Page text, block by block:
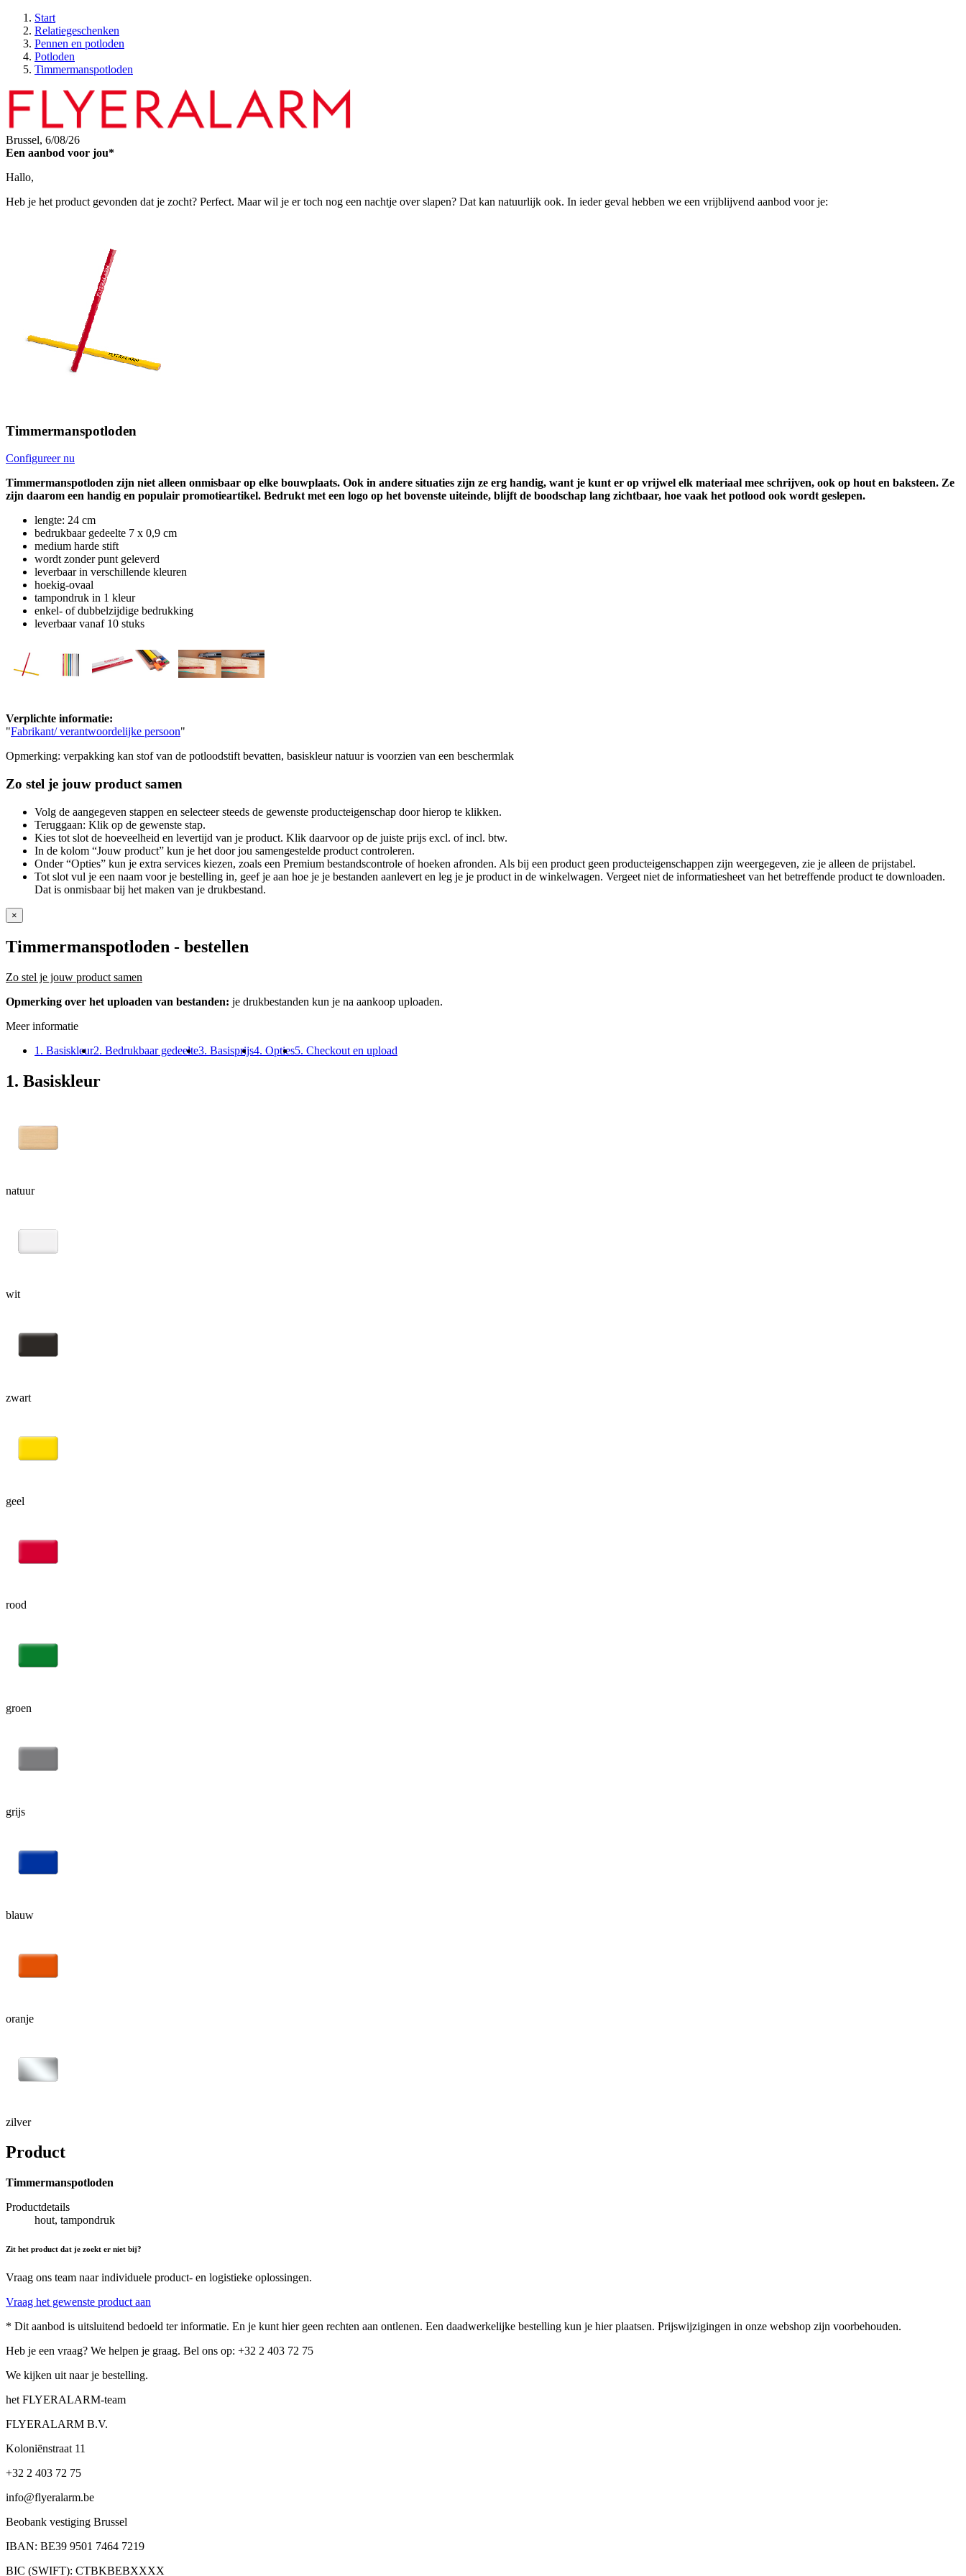
Start
Relatiegeschenken
Pennen en potloden
Potloden
Timmermanspotloden
Brussel, 6/08/26
Een aanbod voor jou*
Hallo,
Heb je het product gevonden dat je zocht? Perfect. Maar wil je er toch nog een nachtje over slapen? Dat kan natuurlijk ook. In ieder geval hebben we een vrijblijvend aanbod voor je:
Timmermanspotloden
Configureer nu
Timmermanspotloden zijn niet alleen onmisbaar op elke bouwplaats. Ook in andere situaties zijn ze erg handig, want je kunt er op vrijwel elk materiaal mee schrijven, ook op hout en baksteen. Ze
zijn daarom een handig en populair promotieartikel. Bedrukt met een logo op het bovenste uiteinde, blijft de boodschap lang zichtbaar, hoe vaak het potlood ook wordt geslepen.
lengte: 24 cm
bedrukbaar gedeelte 7 x 0,9 cm
medium harde stift
wordt zonder punt geleverd
leverbaar in verschillende kleuren
hoekig-ovaal
tampondruk in 1 kleur
enkel- of dubbelzijdige bedrukking
leverbaar vanaf 10 stuks
Verplichte informatie:
"Fabrikant/ verantwoordelijke persoon"
Opmerking: verpakking kan stof van de potloodstift bevatten, basiskleur natuur is voorzien van een beschermlak
Zo stel je jouw product samen
Volg de aangegeven stappen en selecteer steeds de gewenste producteigenschap door hierop te klikken.
Teruggaan: Klik op de gewenste stap.
Kies tot slot de hoeveelheid en levertijd van je product. Klik daarvoor op de juiste prijs excl. of incl. btw.
In de kolom “Jouw product” kun je het door jou samengestelde product controleren.
Onder “Opties” kun je extra services kiezen, zoals een Premium bestandscontrole of hoeken afronden. Als bij een product geen producteigenschappen zijn weergegeven, zie je alleen de prijstabel.
Tot slot vul je een naam voor je bestelling in, geef je aan hoe je je bestanden aanlevert en leg je je product in de winkelwagen. Vergeet niet de informatiesheet van het betreffende product te downloaden.
Dat is onmisbaar bij het maken van je drukbestand.
×
Timmermanspotloden - bestellen
Zo stel je jouw product samen
Opmerking over het uploaden van bestanden: je drukbestanden kun je na aankoop uploaden.
Meer informatie
1. Basiskleur2. Bedrukbaar gedeelte3. Basisprijs4. Opties5. Checkout en upload
1. Basiskleur
natuur
wit
zwart
geel
rood
groen
grijs
blauw
oranje
zilver
Product
Timmermanspotloden
Productdetails
hout, tampondruk
Zit het product dat je zoekt er niet bij?
Vraag ons team naar individuele product- en logistieke oplossingen.
Vraag het gewenste product aan
* Dit aanbod is uitsluitend bedoeld ter informatie. En je kunt hier geen rechten aan ontlenen. Een daadwerkelijke bestelling kun je hier plaatsen. Prijswijzigingen in onze webshop zijn voorbehouden.
Heb je een vraag? We helpen je graag. Bel ons op: +32 2 403 72 75
We kijken uit naar je bestelling.
het FLYERALARM-team
FLYERALARM B.V.
Koloniënstraat 11
+32 2 403 72 75
info@flyeralarm.be
Beobank vestiging Brussel
IBAN: BE39 9501 7464 7219
BIC (SWIFT): CTBKBEBXXXX